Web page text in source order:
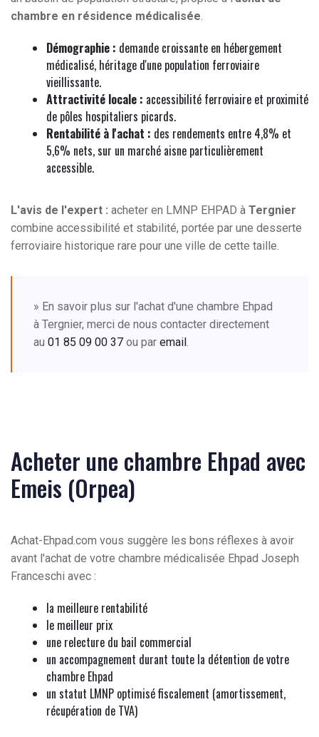
chambre en résidence médicalisée.
Démographie : demande croissante en hébergement
médicalisé, héritage d'une population ferroviaire
vieillissante.
Attractivité locale : accessibilité ferroviaire et proximité
de pôles hospitaliers picards.
Rentabilité à l'achat : des rendements entre 4,8% et
5,6% nets, sur un marché aisne particulièrement
accessible.
L'avis de l'expert : acheter en LMNP EHPAD à Tergnier
combine accessibilité et stabilité, portée par une desserte
ferroviaire historique rare pour une ville de cette taille.
» En savoir plus sur l'achat d'une chambre Ehpad
à Tergnier, merci de nous contacter directement
au 01 85 09 00 37 ou par email.
Acheter une chambre Ehpad avec
Emeis (Orpea)
Achat-Ehpad.com vous suggère les bons réflexes à avoir
avant l'achat de votre chambre médicalisée Ehpad Joseph
Franceschi avec :
la meilleure rentabilité
le meilleur prix
une relecture du bail commercial
un accompagnement durant toute la détention de votre
chambre Ehpad
un statut LMNP optimisé fiscalement (amortissement,
récupération de TVA)